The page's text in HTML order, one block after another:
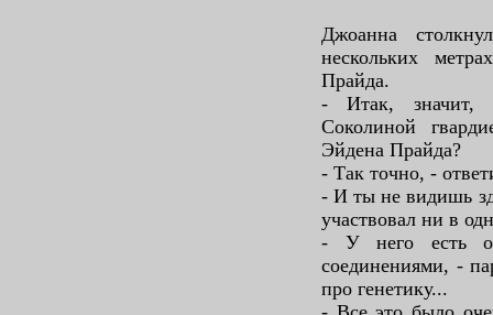
Джоанна
нескольких
Прайда.
- Итак, значит,
Соколиной
Эйдена Прайда?
- Так точно, -
- И ты не видишь
участвовал ни в
- У него есть
соединениями, -
про генетику...